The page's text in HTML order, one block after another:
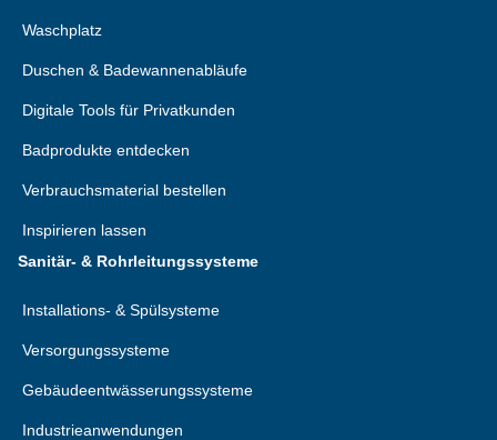
Waschplatz
Duschen & Badewannenabläufe
Digitale Tools für Privatkunden
Badprodukte entdecken
Verbrauchsmaterial bestellen
Inspirieren lassen
Sanitär- & Rohrleitungssysteme
Installations- & Spülsysteme
Versorgungssysteme
Gebäudeentwässerungssysteme
Industrieanwendungen